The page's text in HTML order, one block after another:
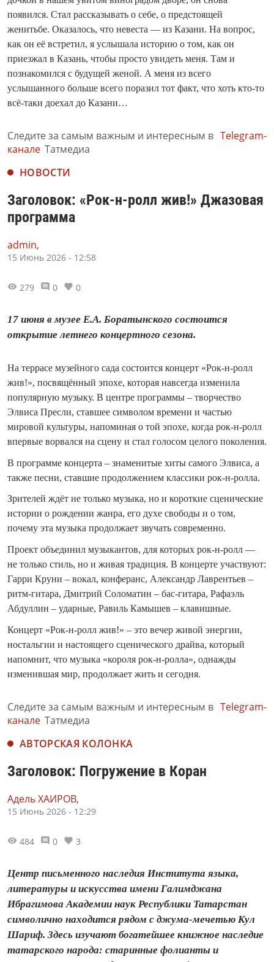
появился. Стал рассказывать о себе, о предстоящей
женитьбе. Оказалось, что невеста — из Казани. На вопрос,
как он её встретил, я услышала историю о том, как он
приезжал в Казань, чтобы просто увидеть меня. Там и
познакомился с будущей женой. А меня из всего
услышанного больше всего поразил тот факт, что хоть кто-то
всё-таки доехал до Казани…
Следите за самым важным и интересным в Telegram-
канале Татмедиа
НОВОСТИ
Заголовок: «Рок-н-ролл жив!» Джазовая
программа
admin,
15 Июнь 2026 - 12:58
279 0 0
17 июня в музее Е.А. Боратынского состоится
открытие летнего концертного сезона.
На террасе музейного сада состоится концерт «Рок-н-ролл
жив!», посвящённый эпохе, которая навсегда изменила
популярную музыку. В центре программы – творчество
Элвиса Пресли, ставшее символом времени и частью
мировой культуры, напоминая о той эпохе, когда рок-н-ролл
впервые ворвался на сцену и стал голосом целого поколения.
В программе концерта – знаменитые хиты самого Элвиса, а
также песни, ставшие продолжением классики рок-н-ролла.
Зрителей ждёт не только музыка, но и короткие сценические
истории о рождении жанра, его духе свободы и о том,
почему эта музыка продолжает звучать современно.
Проект объединил музыкантов, для которых рок-н-ролл —
не только стиль, но и живая традиция. В концерте участвуют:
Гарри Круни – вокал, конферанс, Александр Лаврентьев –
ритм-гитара, Дмитрий Соломатин – бас-гитара, Рафаэль
Абдуллин – ударные, Равиль Камышев – клавишные.
Концерт «Рок-н-ролл жив!» – это вечер живой энергии,
ностальгии и настоящего сценического драйва, который
напомнит, что музыка «короля рок-н-ролла», однажды
изменившая мир, продолжает жить и сегодня.
Следите за самым важным и интересным в Telegram-
канале Татмедиа
АВТОРСКАЯ КОЛОНКА
Заголовок: Погружение в Коран
Адель ХАИРОВ,
15 Июнь 2026 - 12:29
484 0 3
Центр письменного наследия Института языка,
литературы и искусства имени Галимджана
Ибрагимова Академии наук Республики Татарстан
символично находится рядом с джума-мечетью Кул
Шариф. Здесь изучают богатейшее книжное наследие
татарского народа: старинные фолианты и